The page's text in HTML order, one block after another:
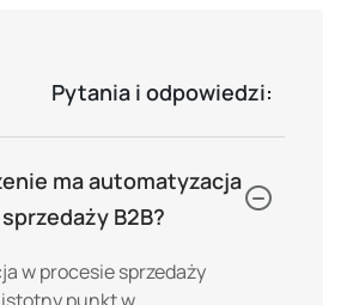
Pytania i odpowiedzi:
ma automatyzacja
B2B?
w procesie sprzedaży